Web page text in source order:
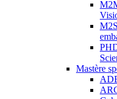
Mastère